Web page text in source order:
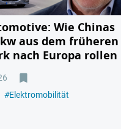
Wie Chinas
aus dem früheren
nach Europa rollen
#Elektromobilität